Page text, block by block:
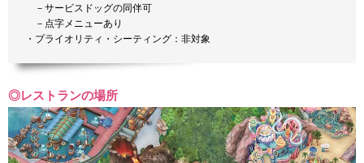
－サービスドッグの同伴可
－点字メニューあり
・プライオリティ・シーティング：非対象
◎レストランの場所